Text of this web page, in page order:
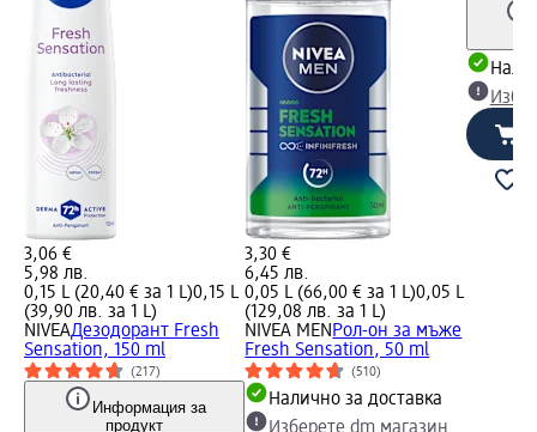
3,06 €
5,98 лв.
0,15 L (20,40 € за 1 L)0,15 L
(39,90 лв. за 1 L)
NIVEAДезодорант Fresh
Sensation, 150 ml
(217)
Информация за
продукт
3,30 €
6,45 лв.
0,05 L (66,00 € за 1 L)0,05 L
(129,08 лв. за 1 L)
NIVEA MEN Рол-он за мъже
Fresh Sensation, 50 ml
(510)
Налично за доставка